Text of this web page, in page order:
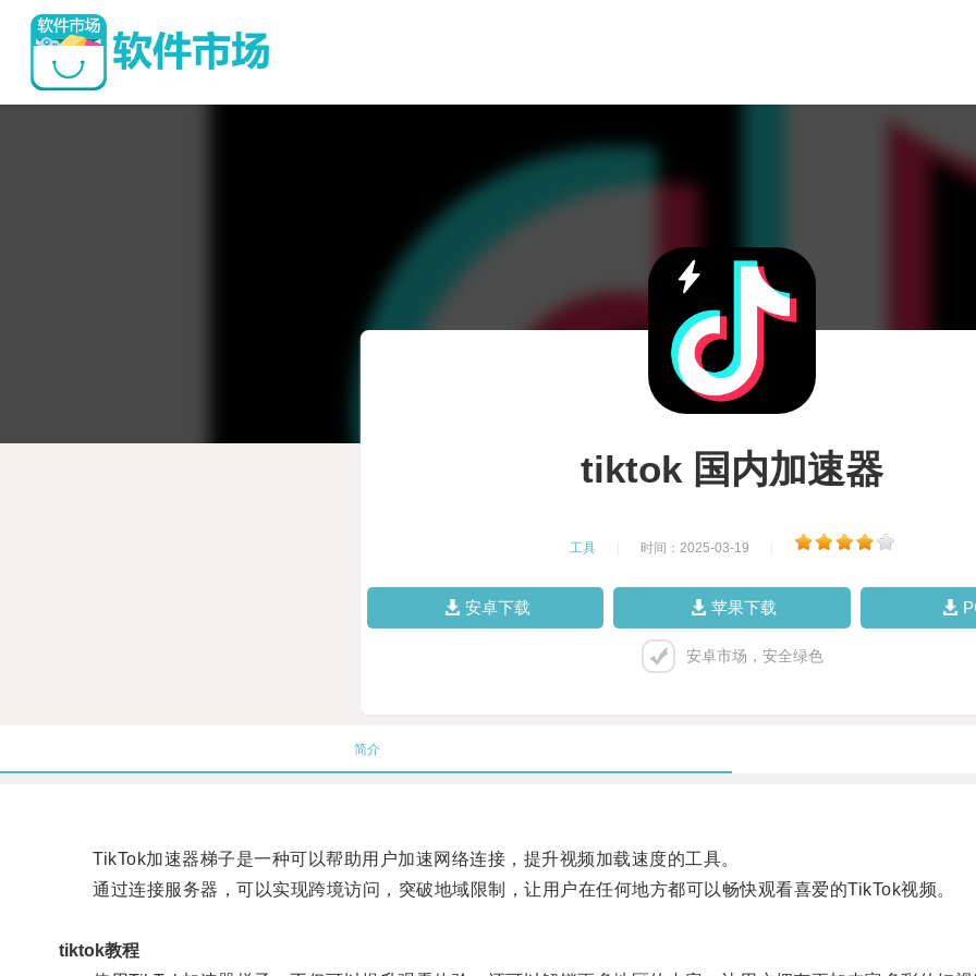
tiktok 国内加速器
工具 时间：2025-03-19
安卓下载 苹果下载
安卓市场，安全绿色
简介
TikTok加速器梯子是一种可以帮助用户加速网络连接，提升视频加载速度的工具。
通过连接服务器，可以实现跨境访问，突破地域限制，让用户在任何地方都可以畅快观看喜爱的TikTok视频。
tiktok教程